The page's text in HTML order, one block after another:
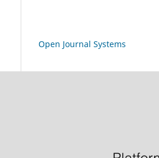
Open Journal Systems